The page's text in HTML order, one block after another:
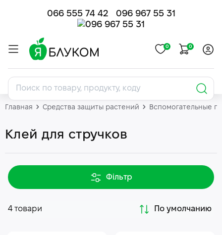
066 555 74 42 096 967 55 31
0 0
Главная Средства защиты растений Вспомогательные
Клей для стручков
Фільтр
4 товари По умолчанию